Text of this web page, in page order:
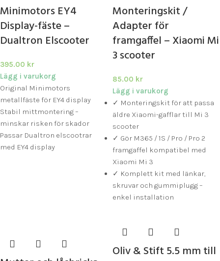
Minimotors EY4
Display-fäste –
Dualtron Elscooter
395.00 kr
Lägg i varukorg
Original Minimotors
metallfäste för EY4 display
Stabil mittmontering –
minskar risken för skador
Passar Dualtron elscootrar
med EY4 display
Monteringskit /
Adapter för
framgaffel – Xiaomi Mi
3 scooter
85.00 kr
Lägg i varukorg
✓ Monteringskit för att passa
äldre Xiaomi-gafflar till Mi 3
scooter
✓ Gör M365 / 1S / Pro / Pro 2
framgaffel kompatibel med
Xiaomi Mi 3
✓ Komplett kit med länkar,
skruvar och gummiplugg –
enkel installation
Oliv & Stift 5.5 mm till